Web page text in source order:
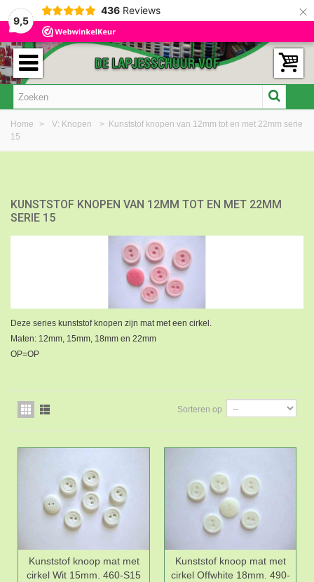
9,5
436 Reviews ×
Home > V: Knopen > Kunststof knopen van 12mm tot en met 22mm serie
15
KUNSTSTOF KNOPEN VAN 12MM TOT EN MET 22MM
SERIE 15
Deze series kunststof knopen zijn mat met een cirkel.
Maten: 12mm, 15mm, 18mm en 22mm
OP=OP
Sorteren op
Kunststof knoop mat met
cirkel Wit 15mm. 460-S15
Kunststof knoop mat met
cirkel Offwhite 18mm. 490-